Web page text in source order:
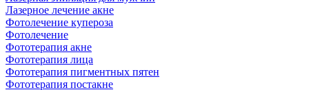
Лазерное лечение акне
Фотолечение купероза
Фотолечение
Фототерапия акне
Фототерапия лица
Фототерапия пигментных пятен
Фототерапия постакне